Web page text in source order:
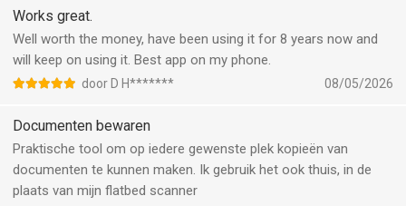
– Voeg verschillende documenten samen in één document of
verdeel een bestand in verschillende pagina's
– Nummer je documentpagina's en voeg voetteksten en
watermerken toe
• DOCUMENTEN – scan multipaginadocumenten waar je maar
wilt
• ID-KAART & PASPOORT – maak gescande versies van je
persoonlijke documenten
Works great.
Well worth the money, have been using it for 8 years now and
will keep on using it. Best app on my phone.
door D H******* 08/05/2026
Documenten bewaren
Praktische tool om op iedere gewenste plek kopieën van
documenten te kunnen maken. Ik gebruik het ook thuis, in de
plaats van mijn flatbed scanner